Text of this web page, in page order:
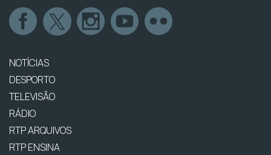
NOTÍCIAS
DESPORTO
TELEVISÃO
RÁDIO
RTP ARQUIVOS
RTP ENSINA